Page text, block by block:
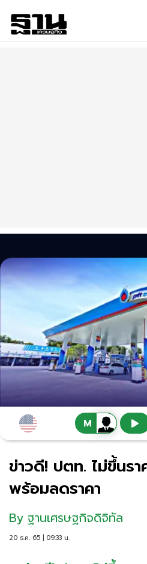
ข่าวดี! ปตท. ไม่ขึ้นร
พร้อมลดราคา
By ฐานเศรษฐกิจดิจิทัล
20 ธ.ค. 65 | 09:33 น.